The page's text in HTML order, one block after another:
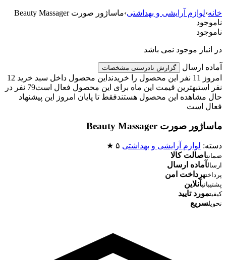
خانه›لوازم آرایشی و بهداشتی›ماساژور صورت Beauty Massager
ناموجود
ناموجود
در انبار موجود نمی باشد
آماده ارسال گزارش نادرستی مشخصات
امروز 11 نفر این محصول را خریدند
این محصول داخل سبد خرید 12
نفر استبهترین قیمت این ماه برای این محصول فعال است
79 نفر در
حال مشاهده این محصول هستندفقط تا پایان امروز این پیشنهاد
فعال است
ماساژور صورت Beauty Massager
دسته: لوازم آرایشی و بهداشتی ۵ ★
ضمانتاصالت کالا
ارسالآماده ارسال
پرداختپرداخت امن
پشتیبانیآنلاین
کیفیتمورد تایید
تحویلسریع